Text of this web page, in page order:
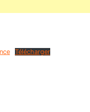
Télécharger